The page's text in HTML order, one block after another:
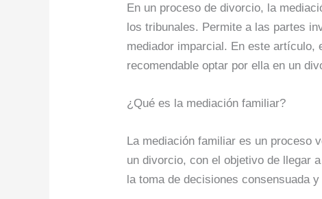
En un proceso de divorcio, la
los tribunales. Permite a las partes
mediador imparcial. En este artículo,
recomendable optar por ella en un
¿Qué es la mediación familiar?
La mediación familiar es un proceso
un divorcio, con el objetivo de llegar
la toma de decisiones consensuada